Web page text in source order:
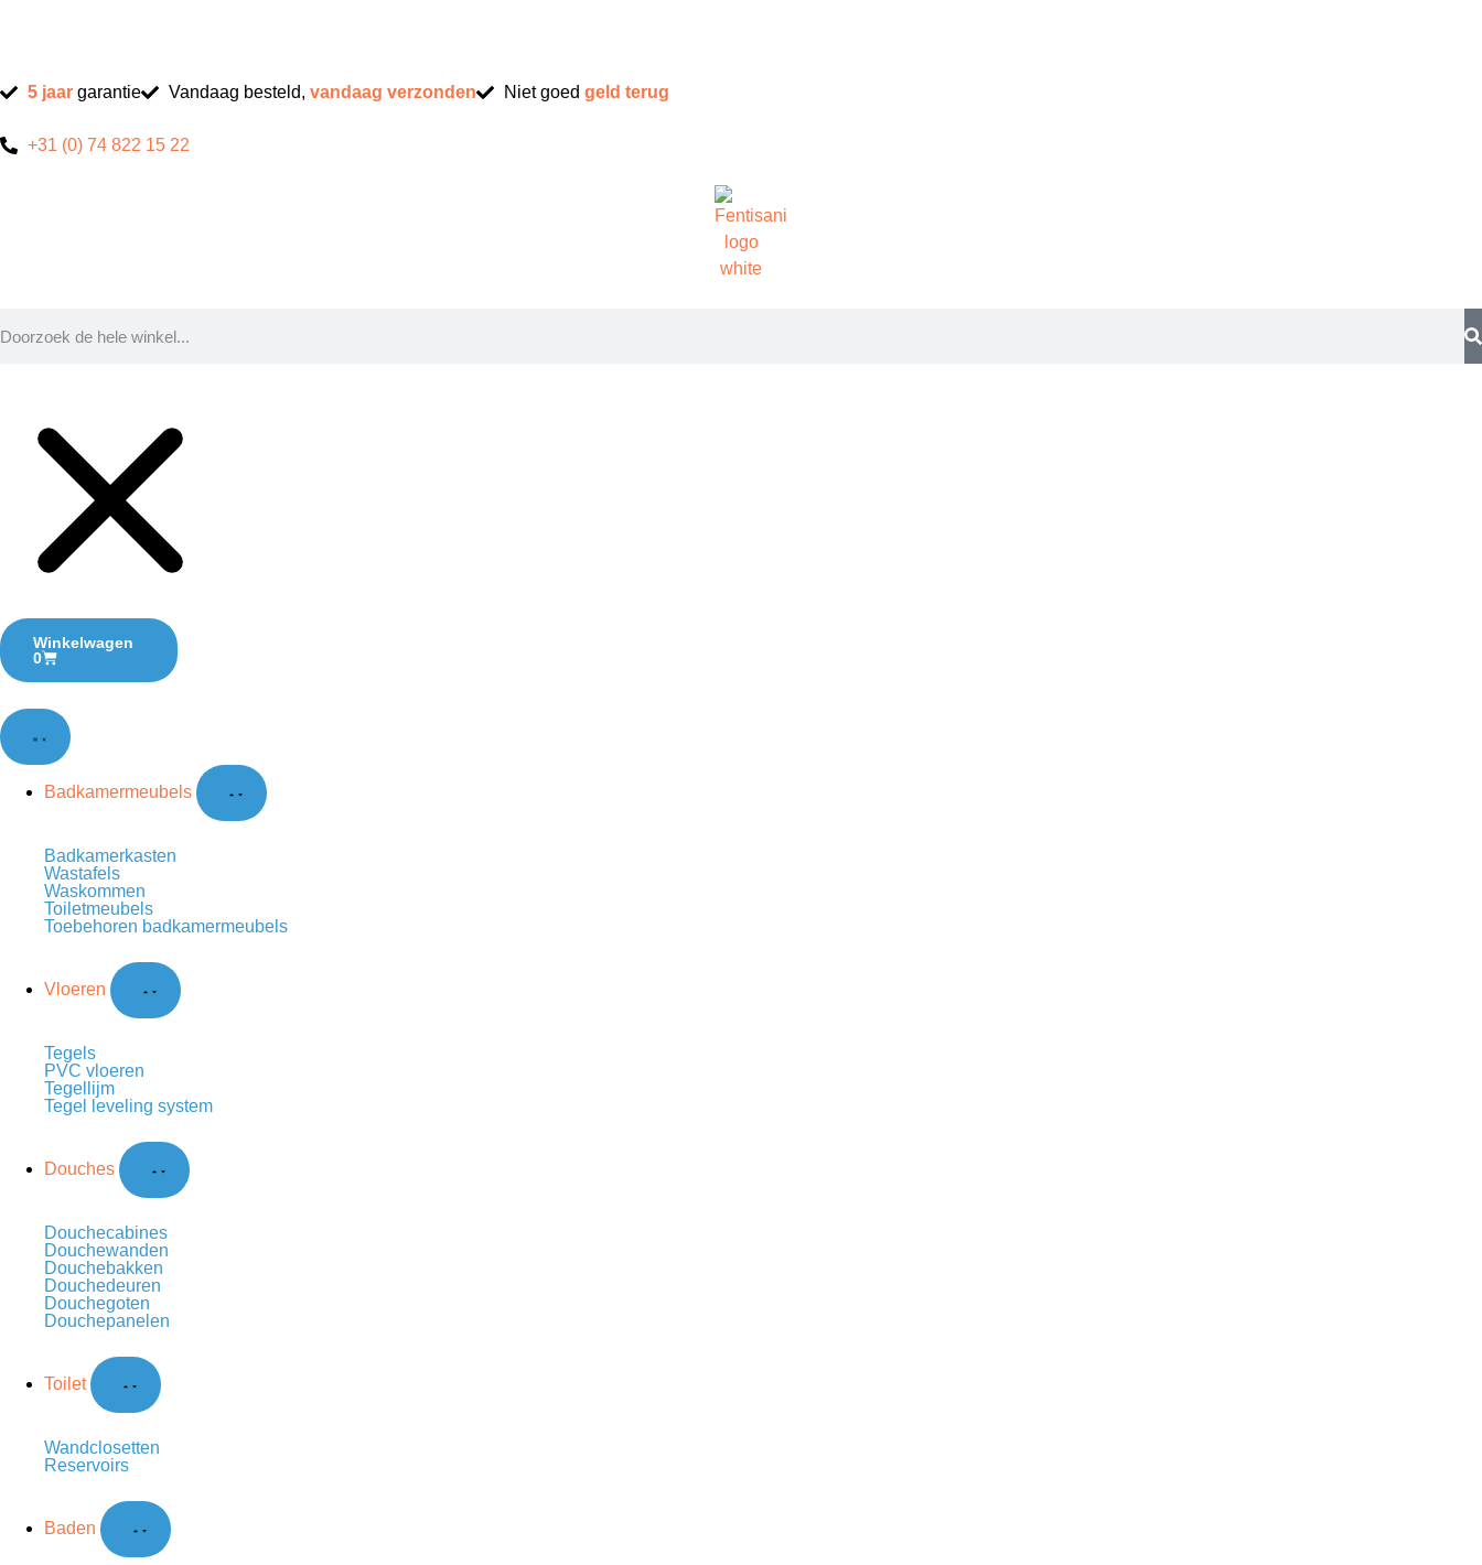
5 jaar garantie Vandaag besteld, vandaag verzonden Niet goed geld terug
+31 (0) 74 822 15 22
0
Badkamermeubels
Badkamerkasten
Wastafels
Waskommen
Toiletmeubels
Toebehoren badkamermeubels
Vloeren
Tegels
PVC vloeren
Tegellijm
Tegel leveling system
Douches
Douchecabines
Douchewanden
Douchebakken
Douchedeuren
Douchegoten
Douchepanelen
Toilet
Wandclosetten
Reservoirs
Baden